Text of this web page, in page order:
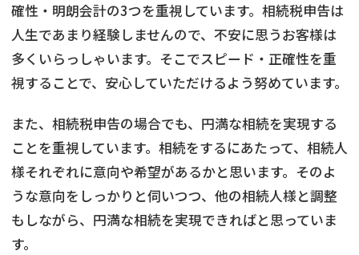
確性・明朗会計の3つを重視しています。相続税申告は
人生であまり経験しませんので、不安に思うお客様は
多くいらっしゃいます。そこでスピード・正確性を重
視することで、安心していただけるよう努めています。
また、相続税申告の場合でも、円満な相続を実現する
ことを重視しています。相続をするにあたって、相続人
様それぞれに意向や希望があるかと思います。そのよ
うな意向をしっかりと伺いつつ、他の相続人様と調整
もしながら、円満な相続を実現できればと思っていま
す。